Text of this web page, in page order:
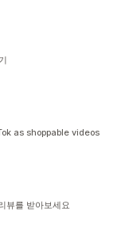
as shoppable videos
뷰를 받아보세요